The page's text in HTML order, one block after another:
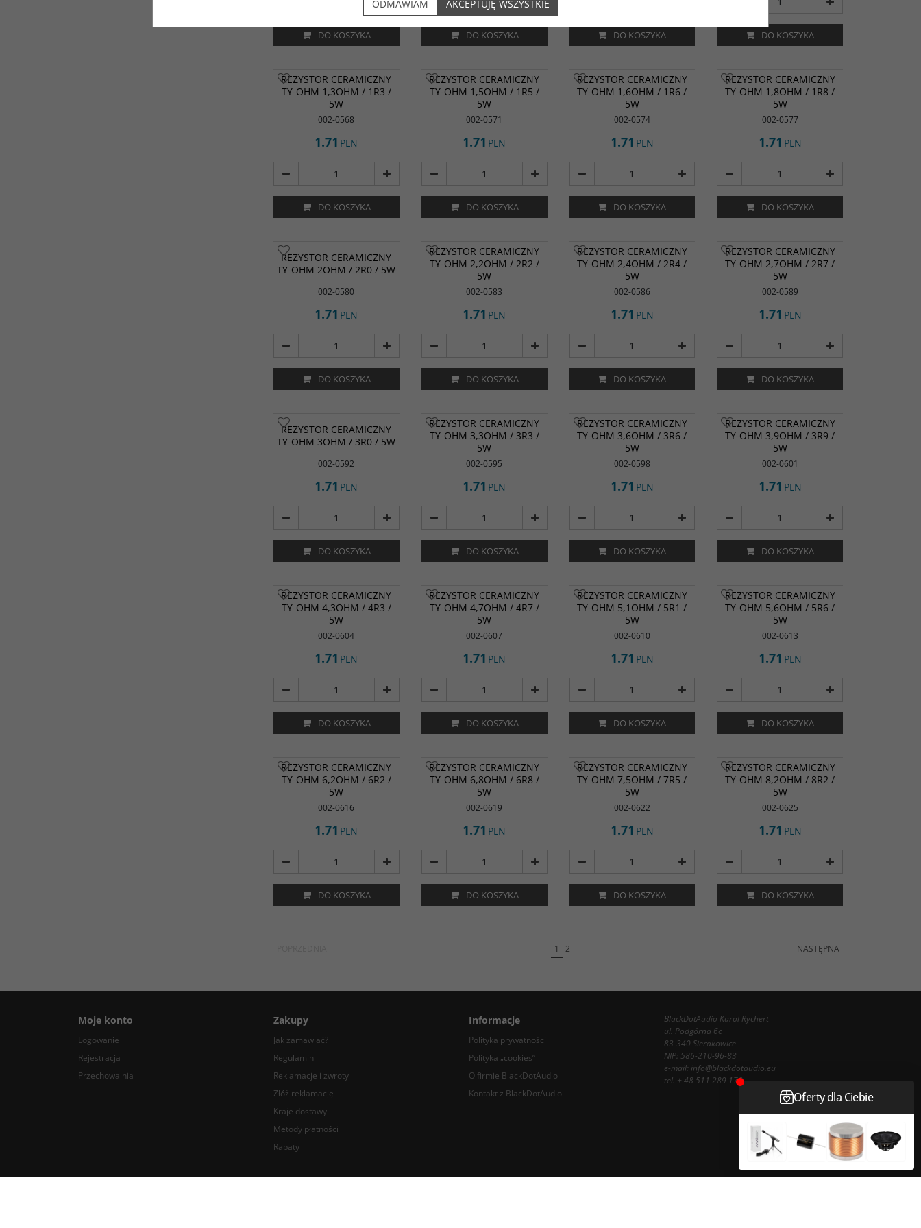
DO KOSZYKA DO KOSZYKA DO KOSZYKA DO KOSZYKA
REZYSTOR CERAMICZNY
TY-OHM 1,3OHM / 1R3 /
5W
002-0568
1.71 PLN
DO KOSZYKA
REZYSTOR CERAMICZNY
TY-OHM 1,5OHM / 1R5 /
5W
002-0571
1.71 PLN
DO KOSZYKA
REZYSTOR CERAMICZNY
TY-OHM 1,6OHM / 1R6 /
5W
002-0574
1.71 PLN
DO KOSZYKA
REZYSTOR CERAMICZNY
TY-OHM 1,8OHM / 1R8 /
5W
002-0577
1.71 PLN
DO KOSZYKA
REZYSTOR CERAMICZNY
TY-OHM 2OHM / 2R0 / 5W
002-0580
1.71 PLN
DO KOSZYKA
REZYSTOR CERAMICZNY
TY-OHM 2,2OHM / 2R2 /
5W
002-0583
1.71 PLN
DO KOSZYKA
REZYSTOR CERAMICZNY
TY-OHM 2,4OHM / 2R4 /
5W
002-0586
1.71 PLN
DO KOSZYKA
REZYSTOR CERAMICZNY
TY-OHM 2,7OHM / 2R7 /
5W
002-0589
1.71 PLN
DO KOSZYKA
REZYSTOR CERAMICZNY
TY-OHM 3OHM / 3R0 / 5W
002-0592
1.71 PLN
DO KOSZYKA
REZYSTOR CERAMICZNY
TY-OHM 3,3OHM / 3R3 /
5W
002-0595
1.71 PLN
DO KOSZYKA
REZYSTOR CERAMICZNY
TY-OHM 3,6OHM / 3R6 /
5W
002-0598
1.71 PLN
DO KOSZYKA
REZYSTOR CERAMICZNY
TY-OHM 3,9OHM / 3R9 /
5W
002-0601
1.71 PLN
DO KOSZYKA
REZYSTOR CERAMICZNY
TY-OHM 4,3OHM / 4R3 /
5W
002-0604
1.71 PLN
DO KOSZYKA
REZYSTOR CERAMICZNY
TY-OHM 4,7OHM / 4R7 /
5W
002-0607
1.71 PLN
DO KOSZYKA
REZYSTOR CERAMICZNY
TY-OHM 5,1OHM / 5R1 /
5W
002-0610
1.71 PLN
DO KOSZYKA
REZYSTOR CERAMICZNY
TY-OHM 5,6OHM / 5R6 /
5W
002-0613
1.71 PLN
DO KOSZYKA
REZYSTOR CERAMICZNY
TY-OHM 6,2OHM / 6R2 /
5W
002-0616
1.71 PLN
DO KOSZYKA
REZYSTOR CERAMICZNY
TY-OHM 6,8OHM / 6R8 /
5W
002-0619
1.71 PLN
DO KOSZYKA
REZYSTOR CERAMICZNY
TY-OHM 7,5OHM / 7R5 /
5W
002-0622
1.71 PLN
DO KOSZYKA
BESTSELLER
REZYSTOR CERAMICZNY
TY-OHM 8,2OHM / 8R2 /
5W
002-0625
1.71 PLN
DO KOSZYKA
1 2 NASTĘPNA
Moje konto
Logowanie
Rejestracja
Przechowalnia
Zakupy
Jak zamawiać?
Regulamin
Reklamacje i zwroty
Złóż reklamację
Kraje dostawy
Metody płatności
Rabaty
Informacje
Polityka prywatności
Polityka „cookies”
O firmie BlackDotAudio
Kontakt z BlackDotAudio
BlackDotAudio Karol Rychert
ul. Podgórna 6c
83-340 Sierakowice
NIP: 586-210-96-83
e-mail:info@blackdotaudio.eu
tel. + 48 511 289 178
ODMAWIAM AKCEPTUJĘ WSZYSTKIE